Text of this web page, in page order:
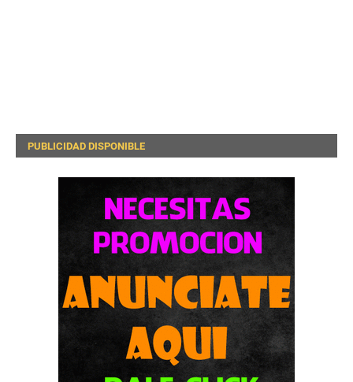
PUBLICIDAD DISPONIBLE